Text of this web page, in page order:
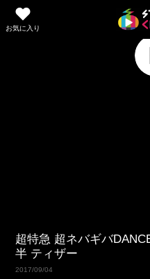
お気に入り
超特急 超ネバギバ
半 ティザー
2017/09/04